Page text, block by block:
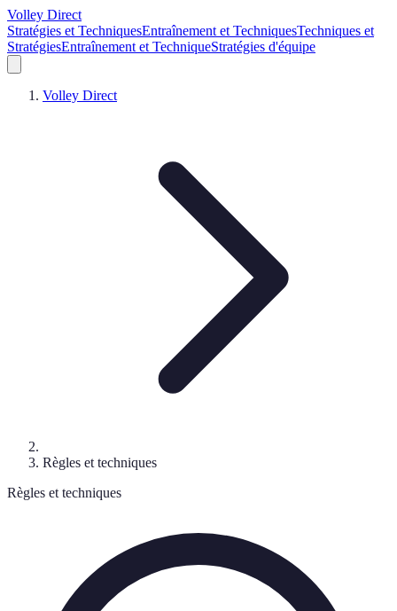
Volley Direct
Stratégies et TechniquesEntraînement et TechniquesTechniques et
StratégiesEntraînement et TechniqueStratégies d'équipe
Volley Direct
Règles et techniques
Règles et techniques